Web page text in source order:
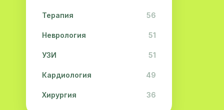
Терапия 56
Неврология 51
УЗИ 51
Кардиология 49
Хирургия 36